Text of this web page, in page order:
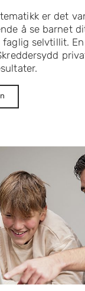
er det
å se barnet
selvtillit.